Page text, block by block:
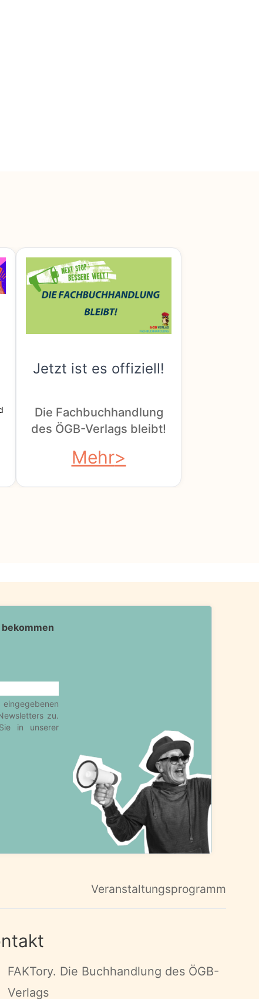
Jetzt ist es offiziell!
Die Fachbuchhandlung
des ÖGB-Verlags bleibt!
Mehr
Veranstaltungsprogramm
FAKTory. Die Buchhandlung des ÖGB-
Verlags